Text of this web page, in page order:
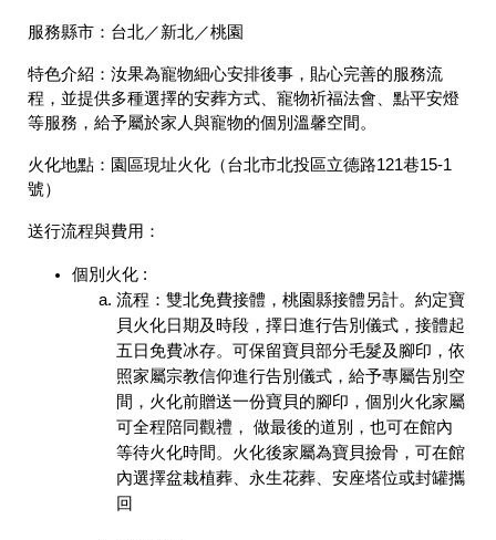
服務縣市： 台北／新北／桃園
特色介紹： 汝果為寵物細心安排後事，貼心完善的服務流
程，並提供多種選擇的安葬方式、寵物祈福法會、點平安燈
等服務，給予屬於家人與寵物的個別溫馨空間。
火化地點： 園區現址火化（台北市北投區立德路121巷15-1
號）
送行流程與費用：
個別火化 :
流程：雙北免費接體，桃園縣接體另計。約定寶
貝火化日期及時段，擇日進行告別儀式，接體起
五日免費冰存。可保留寶貝部分毛髮及腳印，依
照家屬宗教信仰進行告別儀式，給予專屬告別空
間，火化前贈送一份寶貝的腳印，個別火化家屬
可全程陪同觀禮， 做最後的道別，也可在館內
等待火化時間。火化後家屬為寶貝撿骨，可在館
內選擇盆栽植葬、永生花葬、安座塔位或封罐攜
回